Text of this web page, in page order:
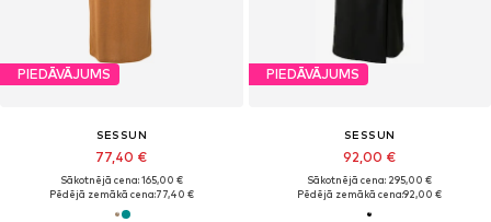
PIEDĀVĀJUMS
SESSUN
77,40 €
Sākotnējā cena: 165,00 €
Pēdējā zemākā cena:77,40 €
PIEDĀVĀJUMS
SESSUN
92,00 €
Sākotnējā cena: 295,00 €
Pēdējā zemākā cena:92,00 €